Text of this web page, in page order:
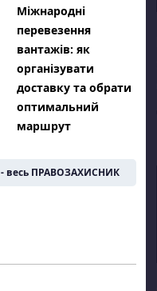
Міжнародні
перевезення
вантажів: як
організувати
доставку та обрати
оптимальний
маршрут
- весь ПРАВОЗАХИСНИК